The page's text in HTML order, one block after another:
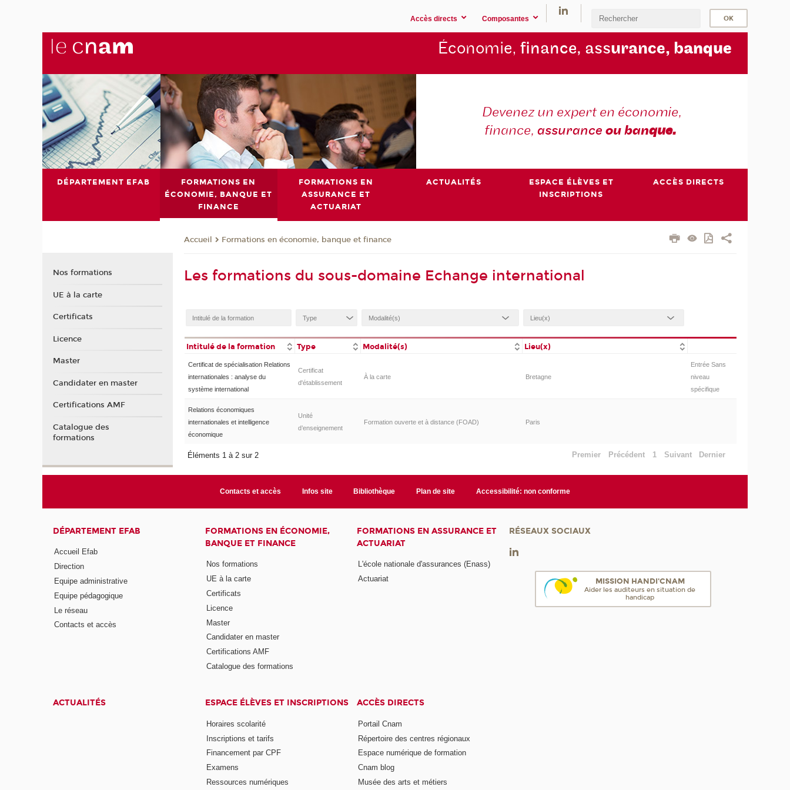
Accès directs Composantes
Économie, finance, assurance, banque
Devenez un expert en économie,
finance, assurance ou banque.
DÉPARTEMENT EFAB
FORMATIONS EN
ÉCONOMIE, BANQUE ET
FINANCE
FORMATIONS EN
ASSURANCE ET
ACTUARIAT
ACTUALITÉS
ESPACE ÉLÈVES ET
INSCRIPTIONS
ACCÈS DIRECTS
Accueil Formations en économie, banque et finance
Les formations du sous-domaine Echange international
Intitulé de la formation Type Modalité(s) Lieu(x)
Certificat de spécialisation Relations
internationales : analyse du
système international
Certificat
d'établissement
À la carte Bretagne
Entrée Sans
niveau
spécifique
Relations économiques
internationales et intelligence
économique
Unité
d’enseignement
Formation ouverte et à distance (FOAD) Paris
Éléments 1 à 2 sur 2 Premier Précédent 1 Suivant Dernier
Nos formations
UE à la carte
Certificats
Licence
Master
Candidater en master
Certifications AMF
Catalogue des
formations
Contacts et accès Infos site Bibliothèque Plan de site Accessibilité: non conforme
DÉPARTEMENT EFAB
Accueil Efab
Direction
Equipe administrative
Equipe pédagogique
Le réseau
Contacts et accès
FORMATIONS EN ÉCONOMIE,
BANQUE ET FINANCE
Nos formations
UE à la carte
Certificats
Licence
Master
Candidater en master
Certifications AMF
Catalogue des formations
FORMATIONS EN ASSURANCE ET
ACTUARIAT
L'école nationale d'assurances (Enass)
Actuariat
ACTUALITÉS ESPACE ÉLÈVES ET INSCRIPTIONS
Horaires scolarité
Inscriptions et tarifs
Financement par CPF
Examens
Ressources numériques
ACCÈS DIRECTS
Portail Cnam
Répertoire des centres régionaux
Espace numérique de formation
Cnam blog
Musée des arts et métiers
RÉSEAUX SOCIAUX
MISSION HANDI'CNAM
Aider les auditeurs en situation de
handicap